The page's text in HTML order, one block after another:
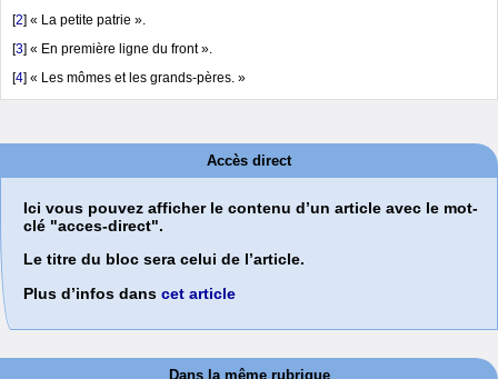
[2] « La petite patrie ».
[3] « En première ligne du front ».
[4] « Les mômes et les grands-pères. »
Accès direct
Ici vous pouvez afficher le contenu d’un article avec le mot-
clé "acces-direct".
Le titre du bloc sera celui de l’article.
Plus d’infos dans cet article
Dans la même rubrique